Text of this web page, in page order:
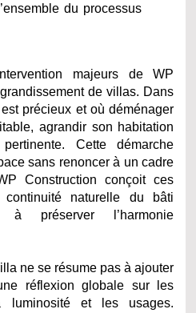
du processus
majeurs de WP
de villas. Dans
précieux et où déménager
agrandir son habitation
Cette démarche
sans renoncer à un cadre
Construction conçoit ces
naturelle du bâti
préserver l’harmonie
ne se résume pas à ajouter
réflexion globale sur les
luminosité et les usages.